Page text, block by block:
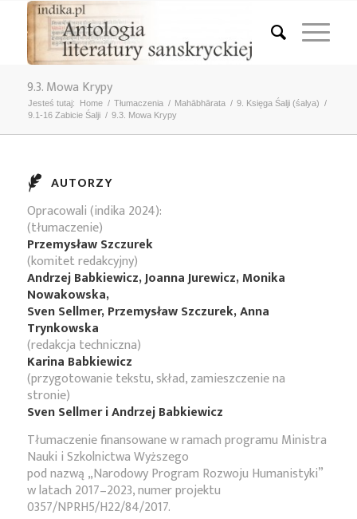
9.3. Mowa Krypy
Jesteś tutaj: Home / Tłumaczenia / Mahābhārata / 9. Księga Śalji (śalya) /
9.1-16 Zabicie Śalji / 9.3. Mowa Krypy
AUTORZY
Opracowali (indika 2024):
(tłumaczenie)
Przemysław Szczurek
(komitet redakcyjny)
Andrzej Babkiewicz, Joanna Jurewicz, Monika
Nowakowska,
Sven Sellmer, Przemysław Szczurek, Anna
Trynkowska
(redakcja techniczna)
Karina Babkiewicz
(przygotowanie tekstu, skład, zamieszczenie na
stronie)
Sven Sellmer i Andrzej Babkiewicz
Tłumaczenie finansowane w ramach programu Ministra
Nauki i Szkolnictwa Wyższego
pod nazwą „Narodowy Program Rozwoju Humanistyki”
w latach 2017–2023, numer projektu
0357/NPRH5/H22/84/2017.